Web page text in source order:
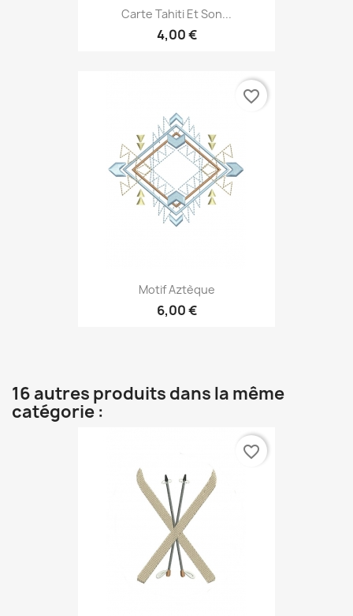
Carte Tahiti Et Son...
4,00 €
Motif Aztèque
6,00 €
favorite_border
16 autres produits dans la même
catégorie :
favorite_border